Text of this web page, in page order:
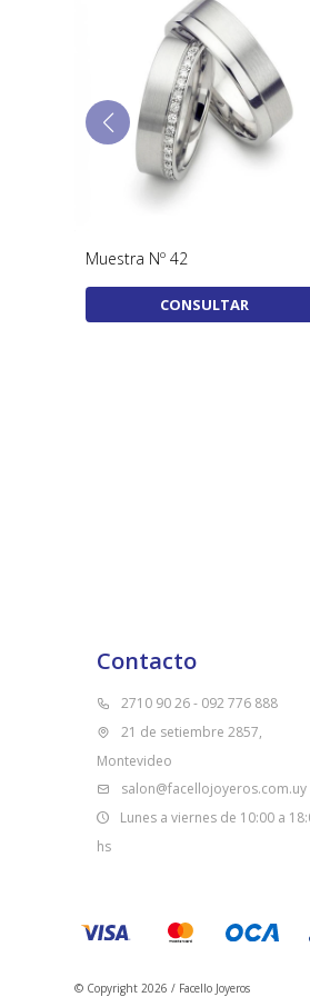
Muestra Nº 43
CONSULTAR
Contacto
2710 90 26 - 092 776 888
21 de setiembre 2857,
Montevideo
salon@facellojoyeros.com.uy
Lunes a viernes de 10:00 a
hs
© Copyright 2026 / Facello Joyeros